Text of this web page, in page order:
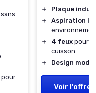
pour
＋
Plaque
＋
Aspiration
＋
4 feux pour
cuisson
＋
Design
Voir l'offre